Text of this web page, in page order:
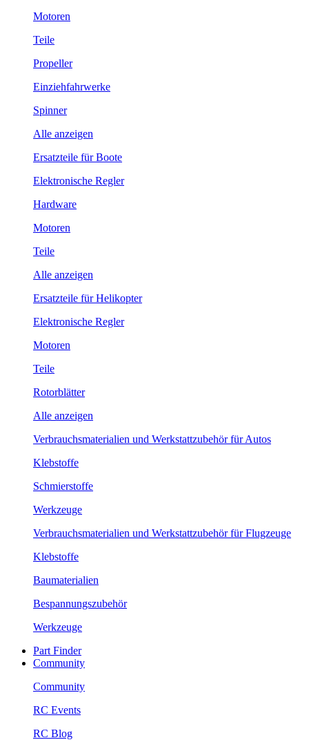
Motoren
Teile
Propeller
Einziehfahrwerke
Spinner
Alle anzeigen
Ersatzteile für Boote
Elektronische Regler
Hardware
Motoren
Teile
Alle anzeigen
Ersatzteile für Helikopter
Elektronische Regler
Motoren
Teile
Rotorblätter
Alle anzeigen
Verbrauchsmaterialien und Werkstattzubehör für Autos
Klebstoffe
Schmierstoffe
Werkzeuge
Verbrauchsmaterialien und Werkstattzubehör für Flugzeuge
Klebstoffe
Baumaterialien
Bespannungszubehör
Werkzeuge
Part Finder
Community
Community
RC Events
RC Blog